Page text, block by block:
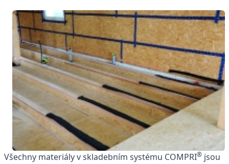
Všechny materiály v skladebním systému COMPRI® jsou